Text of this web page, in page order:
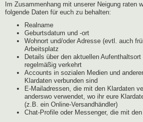
Im Zusammenhang mit unserer Neigung raten
folgende Daten für euch zu behalten:
Realname
Geburtsdatum und -ort
Wohnort und/oder Adresse (evtl. auch
Arbeitsplatz
Details über den aktuellen
regelmäßig verkehrt
Accounts in sozialen Medien und
Klardaten verbunden sind
E-Mailadressen, die mit den Klardaten
anderswo verwendet, wo ihr eure
(z.B. ein Online-Versandhändler)
Chat-Profile oder Messenger, die mit